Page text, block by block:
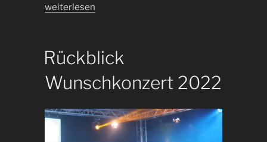
„Einladung
weiterlesen
Rückblick
Wunschkonzert 2022